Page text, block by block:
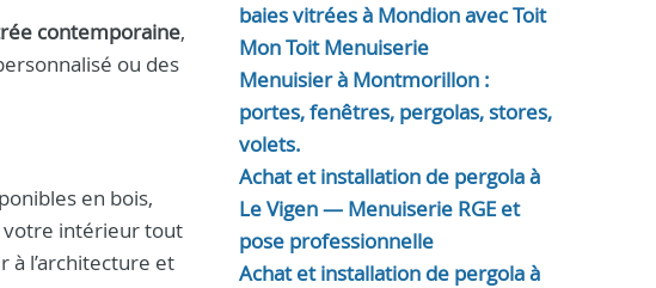
contemporaine,
ou des
en bois,
intérieur tout
à l’architecture et
baies vitrées à Mondion avec Toit
Mon Toit Menuiserie
Menuisier à Montmorillon :
portes, fenêtres, pergolas, stores,
volets.
Achat et installation de pergola à
Le Vigen — Menuiserie RGE et
pose professionnelle
Achat et installation de pergola à